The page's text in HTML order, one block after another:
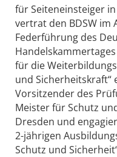
für Seiteneinsteiger
vertrat den BDSW im
Federführung des
für die
und Sicherheitskraft“
Vorsitzender des
Meister für Schutz
Dresden und
2-jährigen
Schutz und